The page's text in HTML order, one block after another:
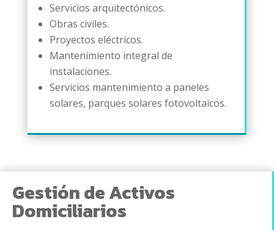
Servicios arquitectónicos.
Obras civiles.
Proyectos eléctricos.
Mantenimiento integral de
instalaciones.
Servicios mantenimiento a paneles
solares, parques solares fotovoltaicos.
Gestión de Activos
Domiciliarios